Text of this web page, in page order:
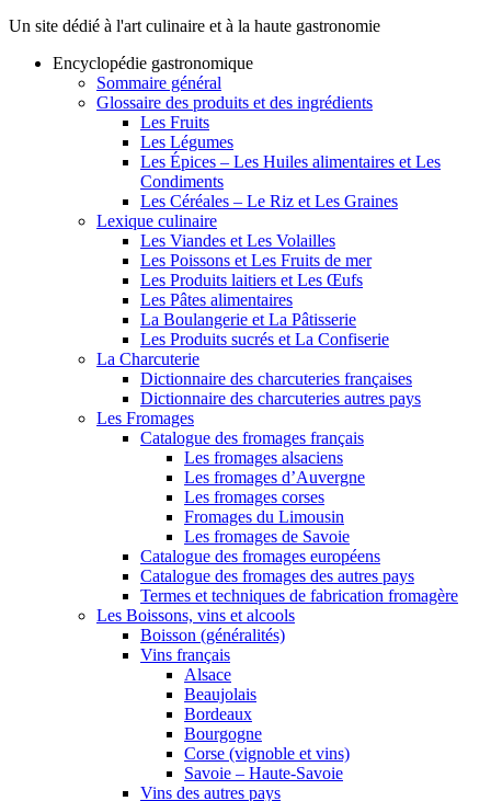
Un site dédié à l'art culinaire et à la haute gastronomie
Encyclopédie gastronomique
Sommaire général
Glossaire des produits et des ingrédients
Les Fruits
Les Légumes
Les Épices – Les Huiles alimentaires et Les
Condiments
Les Céréales – Le Riz et Les Graines
Lexique culinaire
Les Viandes et Les Volailles
Les Poissons et Les Fruits de mer
Les Produits laitiers et Les Œufs
Les Pâtes alimentaires
La Boulangerie et La Pâtisserie
Les Produits sucrés et La Confiserie
La Charcuterie
Dictionnaire des charcuteries françaises
Dictionnaire des charcuteries autres pays
Les Fromages
Catalogue des fromages français
Les fromages alsaciens
Les fromages d’Auvergne
Les fromages corses
Fromages du Limousin
Les fromages de Savoie
Catalogue des fromages européens
Catalogue des fromages des autres pays
Termes et techniques de fabrication fromagère
Les Boissons, vins et alcools
Boisson (généralités)
Vins français
Alsace
Beaujolais
Bordeaux
Bourgogne
Corse (vignoble et vins)
Savoie – Haute-Savoie
Vins des autres pays